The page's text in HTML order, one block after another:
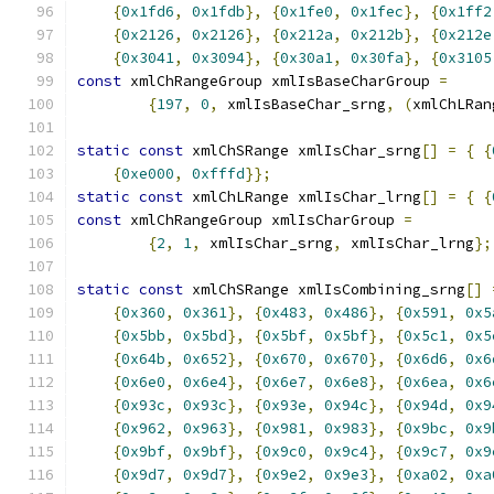
{0x1fd6, 0x1fdb}, {0x1fe0, 0x1fec}, {0x1ff2
{0x2126, 0x2126}, {0x212a, 0x212b}, {0x212e
{0x3041, 0x3094}, {0x30a1, 0x30fa}, {0x3105
const xmlChRangeGroup xmlIsBaseCharGroup =
{197, 0, xmlIsBaseChar_srng, (
static const xmlChSRange xmlIsChar_srng[] = { {
{0xe000, 0xfffd}};
static const xmlChLRange xmlIsChar_lrng[] = { {
const xmlChRangeGroup xmlIsCharGroup =
{2, 1, xmlIsChar_srng, xmlIsChar_lrng};
static const xmlChSRange xmlIsCombining_srng[]
{0x360, 0x361}, {0x483, 0x486}, {0x591,
{0x5bb, 0x5bd}, {0x5bf, 0x5bf}, {0x5c1,
{0x64b, 0x652}, {0x670, 0x670}, {0x6d6,
{0x6e0, 0x6e4}, {0x6e7, 0x6e8}, {0x6ea,
{0x93c, 0x93c}, {0x93e, 0x94c}, {0x94d,
{0x962, 0x963}, {0x981, 0x983}, {0x9bc,
{0x9bf, 0x9bf}, {0x9c0, 0x9c4}, {0x9c7,
{0x9d7, 0x9d7}, {0x9e2, 0x9e3}, {0xa02,